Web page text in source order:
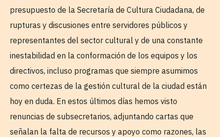
presupuesto de la Secretaría de Cultura Ciudadana, de
rupturas y discusiones entre servidores públicos y
representantes del sector cultural y de una constante
inestabilidad en la conformación de los equipos y los
directivos, incluso programas que siempre asumimos
como certezas de la gestión cultural de la ciudad están
hoy en duda. En estos últimos días hemos visto
renuncias de subsecretarios, adjuntando cartas que
señalan la falta de recursos y apoyo como razones, las